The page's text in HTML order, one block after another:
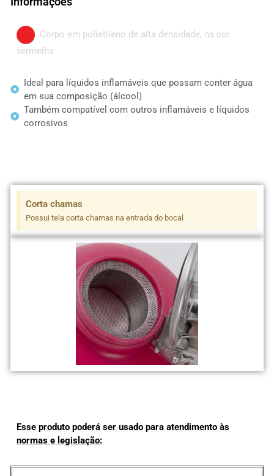
Corpo em polietileno de alta densidade, na cor
vermelha
Ideal para líquidos inflamáveis que possam conter água
em sua composição (álcool)
Também compatível com outros inflamáveis e líquidos
corrosivos
Corta chamas
Possui tela corta chamas na entrada do bocal
Esse produto poderá ser usado para atendimento às
normas e legislação: